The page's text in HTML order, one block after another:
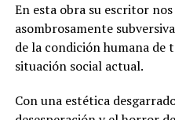
En esta obra su escritor
asombrosamente
de la condición humana de
situación social actual.
Con una estética